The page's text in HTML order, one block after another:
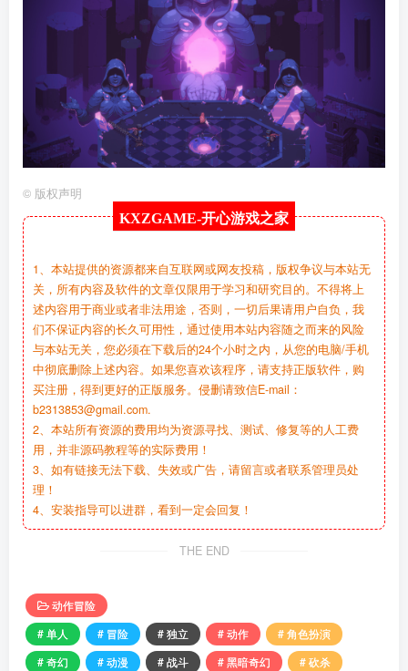
© 版权声明
KXZGAME-开心游戏之家
1、本站提供的资源都来自互联网或网友投稿，版权争议与本站无
关，所有内容及软件的文章仅限用于学习和研究目的。不得将上
述内容用于商业或者非法用途，否则，一切后果请用户自负，我
们不保证内容的长久可用性，通过使用本站内容随之而来的风险
与本站无关，您必须在下载后的24个小时之内，从您的电脑/手机
中彻底删除上述内容。如果您喜欢该程序，请支持正版软件，购
买注册，得到更好的正版服务。侵删请致信E-mail：
b2313853@gmail.com.
2、本站所有资源的费用均为资源寻找、测试、修复等的人工费
用，并非源码教程等的实际费用！
3、如有链接无法下载、失效或广告，请留言或者联系管理员处
理！
4、安装指导可以进群，看到一定会回复！
THE END
动作冒险
# 单人
# 冒险 # 独立 # 动作
# 角色扮演
# 奇幻
# 动漫 # 战斗 # 黑暗奇幻
# 砍杀